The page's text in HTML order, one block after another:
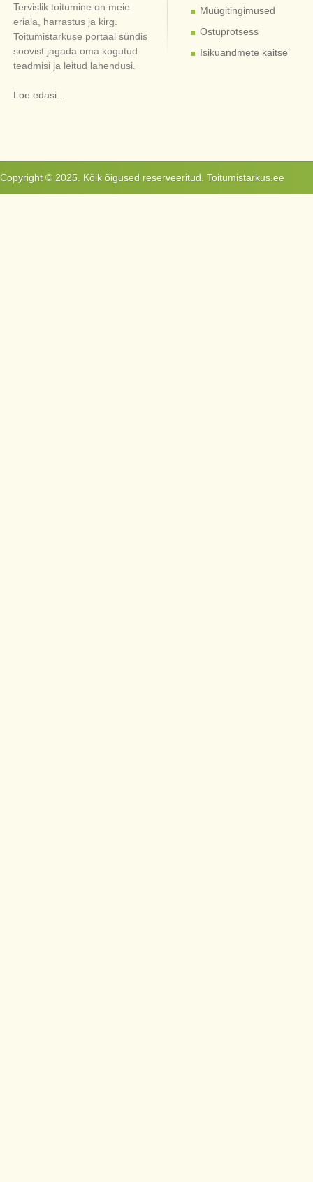
Tervislik toitumine on meie
eriala, harrastus ja kirg.
Toitumistarkuse portaal sündis
soovist jagada oma kogutud
teadmisi ja leitud lahendusi.
Loe edasi...
Müügitingimused
Ostuprotsess
Isikuandmete kaitse
Copyright © 2025. Kõik õigused reserveeritud. Toitumistarkus.ee